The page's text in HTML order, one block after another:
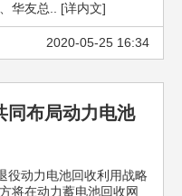
华友总.. [详内文]
2020-05-25 16:34
同布局动力电池
动力电池回收利用战略
将在动力蓄电池回收网